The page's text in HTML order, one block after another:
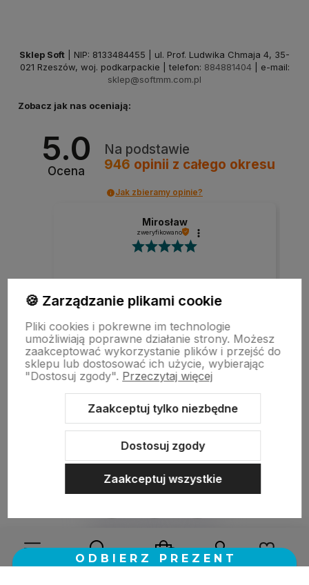
Sklep Soft | NIP: 8133484455 | ul. Prof. Ludwika Chmaja 4, 35-
021 Rzeszów, woj. podkarpackie | telefon: 884881404 | e-mail:
sklep@softmm.com.pl
Zobacz jak nas oceniają:
5.0
Ocena
Na podstawie
946 opinii z całego okresu
Jak zbieramy opinie?
Mirosław
zweryfikowano
Szybka realizacja zamówienia.
w tym miesiącu
zebranych i zweryfikowanych przez
Sklep internetowy Shoper.pl Szablon Shoper Modern 3.0™
GrowCommerce
🍪 Zarządzanie plikami cookie
Pliki cookies i pokrewne im technologie
umożliwiają poprawne działanie strony. Możesz
zaakceptować wykorzystanie plików i przejść do
sklepu lub dostosować ich użycie, wybierając
"Dostosuj zgody". Przeczytaj więcej
Zaakceptuj tylko niezbędne
Dostosuj zgody
Zaakceptuj wszystkie